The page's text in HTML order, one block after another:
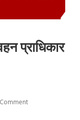
प्राधिकार
On